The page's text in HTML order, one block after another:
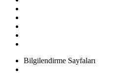
Bilgilendirme Sayfaları